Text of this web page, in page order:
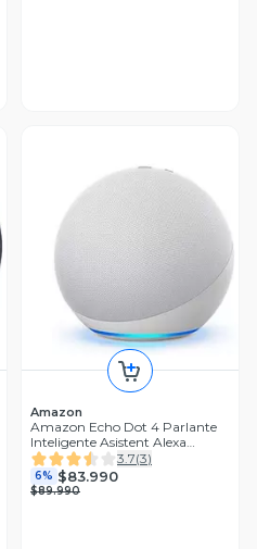
Amazon
Amazon Echo Dot 4 Parlante
Inteligente Asistent Alexa
Blanco
3.7(3)
6% $83.990
$89.990